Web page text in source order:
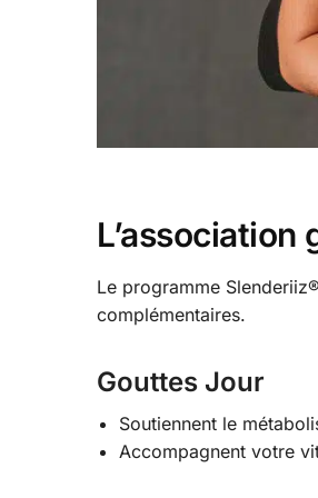
Le programme
complémentaires.
Gouttes Jour
Soutiennent le
Accompagnent votre